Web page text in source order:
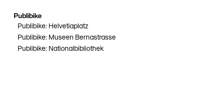
Publibike
Publibike: Helvetiaplatz
Publibike: Museen Bernastrasse
Publibike: Nationalbibliothek